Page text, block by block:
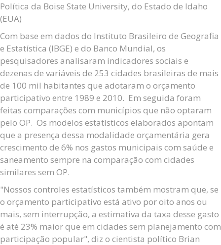
Política da Boise State University, do Estado de Idaho
(EUA)
Com base em dados do Instituto Brasileiro de Geografia
e Estatística (IBGE) e do Banco Mundial, os
pesquisadores analisaram indicadores sociais e
dezenas de variáveis de 253 cidades brasileiras de mais
de 100 mil habitantes que adotaram o orçamento
participativo entre 1989 e 2010. Em seguida foram
feitas comparações com municípios que não optaram
pelo OP. Os modelos estatísticos elaborados apontam
que a presença dessa modalidade orçamentária gera
crescimento de 6% nos gastos municipais com saúde e
saneamento sempre na comparação com cidades
similares sem OP.
"Nossos controles estatísticos também mostram que, se
o orçamento participativo está ativo por oito anos ou
mais, sem interrupção, a estimativa da taxa desse gasto
é até 23% maior que em cidades sem planejamento com
participação popular", diz o cientista político Brian